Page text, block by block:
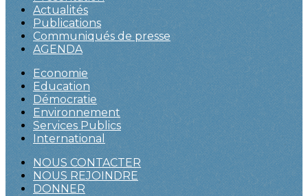
Actualités
Publications
Communiqués de presse
AGENDA
Economie
Education
Démocratie
Environnement
Services Publics
International
NOUS CONTACTER
NOUS REJOINDRE
DONNER